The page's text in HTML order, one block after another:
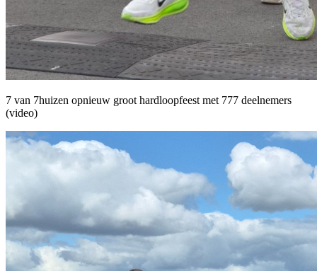
7 van 7huizen opnieuw groot hardloopfeest met 777 deelnemers
(video)